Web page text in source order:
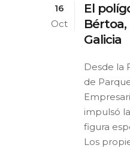
16
Oct
El
Galicia
Desde la
de
impulsó
figura
Los